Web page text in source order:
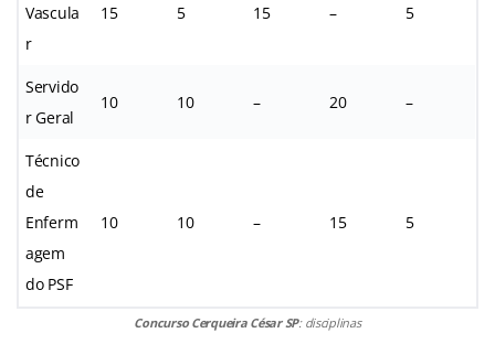
Vascula
r
15 5 15 – 5
Servido
r Geral
10 10 – 20 –
Técnico
de
Enferm
agem
do PSF
10 10 – 15 5
Concurso Cerqueira César SP: disciplinas